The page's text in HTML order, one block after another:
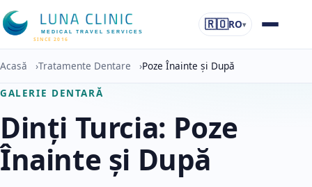
MEDICAL TRAVEL SERVICES
SINCE 2016
🇷🇴RO▾
Acasă ›Tratamente Dentare ›Poze Înainte și După
GALERIE DENTARĂ
Dinți Turcia: Poze
Înainte și După